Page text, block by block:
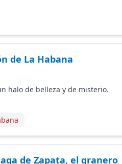
de La Habana
halo de belleza y de misterio.
de Zapata, el granero